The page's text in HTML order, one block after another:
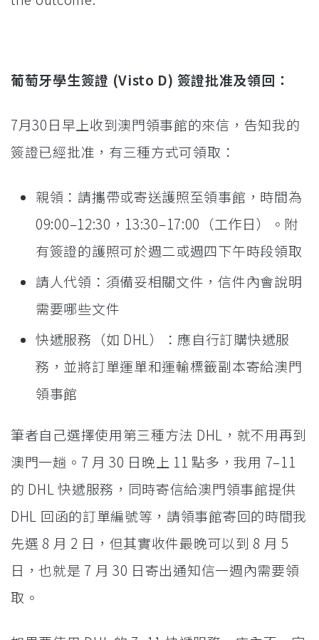
葡萄牙學生簽證 (Visto D) 簽證批准及領回：
7月30日早上收到澳門領事館的來信，告知我的
簽證已經批准，有三種方式可領取：
親領：請攜帶或寄送護照至領事館，時間為
09:00–12:30，13:30–17:00（工作日）。附
有簽證的護照可於週二或週四下午時段領取
請人代領：須備妥相關文件，信件內會說明
需要哪些文件
快遞服務（如 DHL）：應自行訂購快遞服
務，並將訂單運單和運輸標籤副本寄給澳門
領事館
筆者自己選擇使用第三種方法 DHL，就不用再到
澳門一趟。7 月 30 日晚上 11 點多，我用 7–11
的 DHL 快遞服務，同時寄信給澳門領事館提供
DHL 回函的訂單編號等，請領事館寄回的時間我
先選 8 月 2 日，但其實收件最晚可以到 8 月 5
日，也就是 7 月 30 日寄出通知信一週內需要領
取。